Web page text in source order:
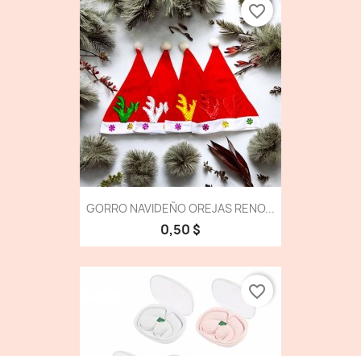
GORRO NAVIDEÑO OREJAS RENO...
0,50 $
favorite_border
favorite_border